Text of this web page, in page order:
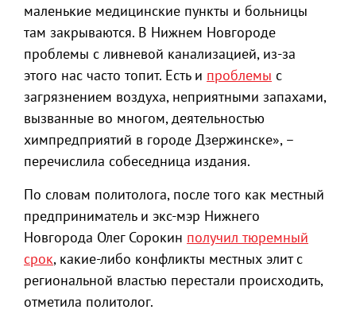
маленькие медицинские пункты и больницы
там закрываются. В Нижнем Новгороде
проблемы с ливневой канализацией, из-за
этого нас часто топит. Есть и проблемы с
загрязнением воздуха, неприятными запахами,
вызванные во многом, деятельностью
химпредприятий в городе Дзержинске», –
перечислила собеседница издания.
По словам политолога, после того как местный
предприниматель и экс-мэр Нижнего
Новгорода Олег Сорокин получил тюремный
срок, какие-либо конфликты местных элит с
региональной властью перестали происходить,
отметила политолог.